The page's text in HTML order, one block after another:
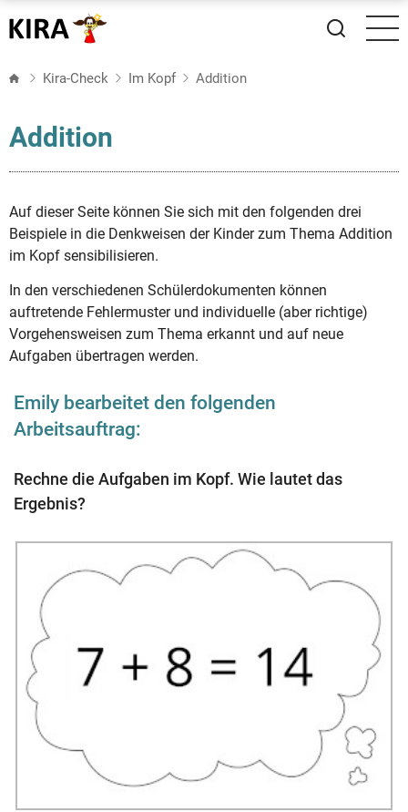
zum
Kira-Check Im Kopf Addition
Addition
Auf dieser Seite können Sie sich mit den folgenden drei
Beispiele in die Denkweisen der Kinder zum Thema Addition
im Kopf sensibilisieren.
In den verschiedenen Schülerdokumenten können
auftretende Fehlermuster und individuelle (aber richtige)
Vorgehensweisen zum Thema erkannt und auf neue
Aufgaben übertragen werden.
Emily bearbeitet den folgenden
Arbeitsauftrag:
Rechne die Aufgaben im Kopf. Wie lautet das
Ergebnis?